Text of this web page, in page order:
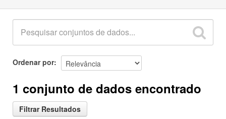
Ordenar por
1 conjunto de dados encontrado
Filtrar Resultados